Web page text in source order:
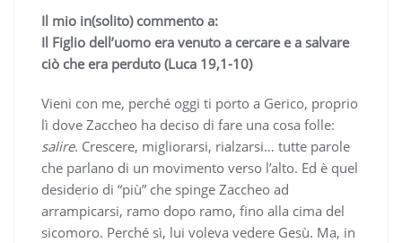
Il mio in(solito) commento a:
Il Figlio dell’uomo era venuto a cercare e a salvare
ciò che era perduto (Luca 19,1-10)
Vieni con me, perché oggi ti porto a Gerico, proprio
lì dove Zaccheo ha deciso di fare una cosa folle:
salire. Crescere, migliorarsi, rialzarsi… tutte parole
che parlano di un movimento verso l’alto. Ed è quel
desiderio di “più” che spinge Zaccheo ad
arrampicarsi, ramo dopo ramo, fino alla cima del
sicomoro. Perché sì, lui voleva vedere Gesù. Ma, in